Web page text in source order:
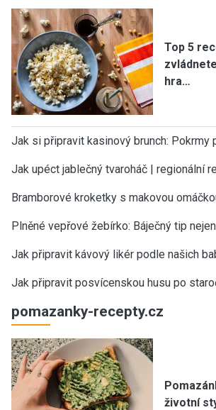
Top 5
hra…
Jak si připravit kasinový brunch: Pokrmy
Jak upéct jablečný tvaroháč | regionální
Bramborové kroketky s makovou
Plněné vepřové žebírko: Báječný tip
Jak připravit kávový likér podle našich
Jak připravit posvícenskou husu po
pomazanky-recepty.cz
životní